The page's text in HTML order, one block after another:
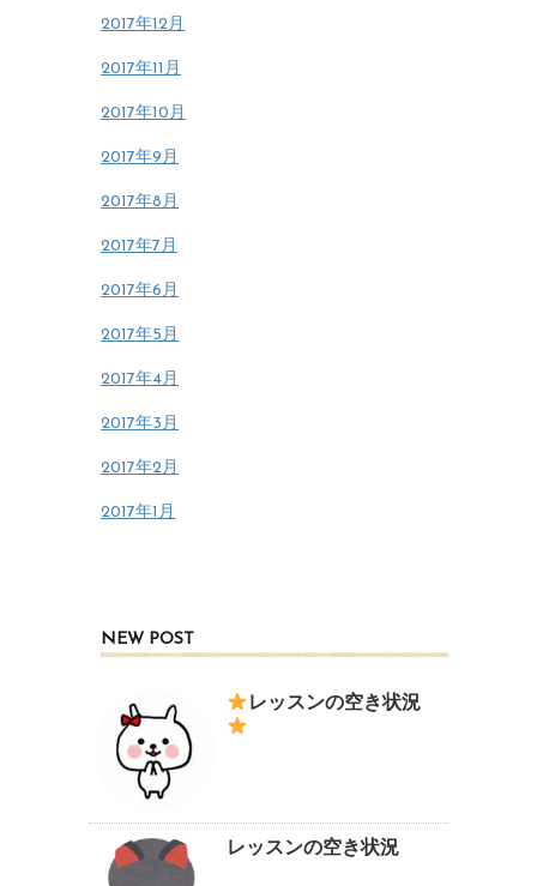
2017年12月
2017年11月
2017年10月
2017年9月
2017年8月
2017年7月
2017年6月
2017年5月
2017年4月
2017年3月
2017年2月
2017年1月
NEW POST
レッスンの空き状況
レッスンの空き状況